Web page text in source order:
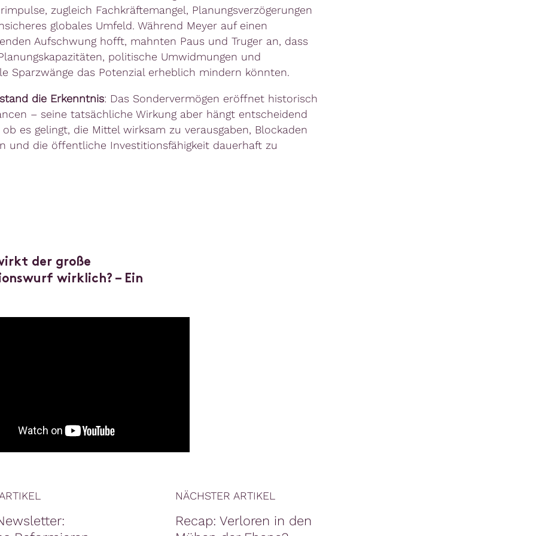
zugleich Fachkräftemangel, Planungsverzögerungen
globales Umfeld. Während Meyer auf einen
Aufschwung hofft, mahnten Paus und Truger an, dass
politische Umwidmungen und
Sparzwänge das Potenzial erheblich mindern könnten.
die Erkenntnis: Das Sondervermögen eröffnet historisch
– seine tatsächliche Wirkung aber hängt entscheidend
es gelingt, die Mittel wirksam zu verausgaben, Blockaden
und die öffentliche Investitionsfähigkeit dauerhaft zu
der große
wirklich? – Ein
NÄCHSTER ARTIKEL
Recap: Verloren in den